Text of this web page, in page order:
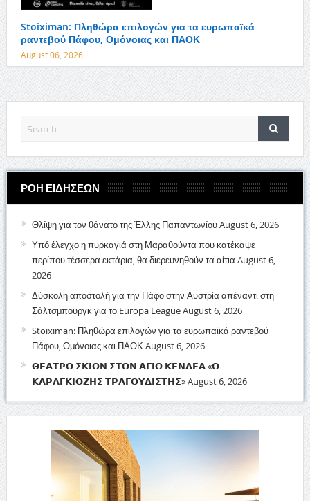
Stoiximan: Πληθώρα επιλογών για τα ευρωπαϊκά
ραντεβού Πάφου, Ομόνοιας και ΠΑΟΚ
August 06, 2026
ΡΟΗ ΕΙΔΗΣΕΩΝ
Θλίψη για τον θάνατο της Έλλης ΠαπαντωνίουAugust 6, 2026
Υπό έλεγχο η πυρκαγιά στη Μαραθούντα που κατέκαψε
περίπου τέσσερα εκτάρια, θα διερευνηθούν τα αίτια August 6,
2026
Δύσκολη αποστολή για την Πάφο στην Αυστρία απέναντι στη
Σάλτσμπουργκ για το Europa LeagueAugust 6, 2026
Stoiximan: Πληθώρα επιλογών για τα ευρωπαϊκά ραντεβού
Πάφου, Ομόνοιας και ΠΑΟΚAugust 6, 2026
𝝝𝝚𝝖𝝩𝝦𝝤 𝝨𝝟𝝞𝝮𝝢 𝝨𝝩𝝤𝝢 𝝖𝝘𝝞𝝤 𝝟𝝚𝝢𝝙𝝚𝝖 «𝝤
𝝟𝝖𝝦𝝖𝝘𝝟𝝞𝝤𝝛𝝜𝝨 𝝩𝝦𝝖𝝘𝝤𝝪𝝙𝝞𝝨𝝩𝝜𝝨»August 6, 2026